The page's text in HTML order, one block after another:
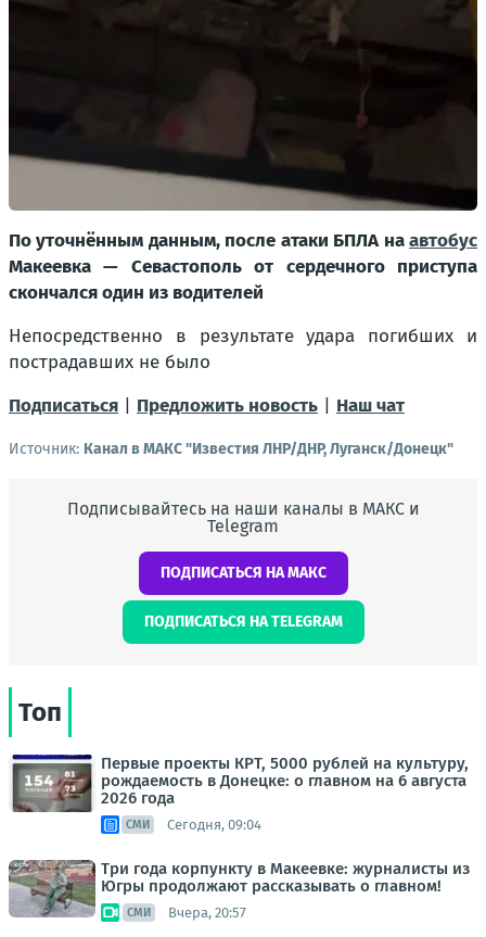
По уточнённым данным, после атаки БПЛА наавтобус
Макеевка — Севастополь от сердечного приступа
скончался один из водителей
Непосредственно в результате удара погибших и
пострадавших не было
Подписаться
Предложить новость Наш чат
Источник: Канал в МАКС "Известия ЛНР/ДНР, Луганск/Донецк"
Подписывайтесь на наши каналы в МАКС и
Telegram
ПОДПИСАТЬСЯ НА МАКС
ПОДПИСАТЬСЯ НА TELEGRAM
Топ
Первые проекты КРТ, 5000 рублей на культуру,
рождаемость в Донецке: о главном на 6 августа
2026 года
СМИ Сегодня, 09:04
Три года корпункту в Макеевке: журналисты из
Югры продолжают рассказывать о главном!
СМИ Вчера, 20:57